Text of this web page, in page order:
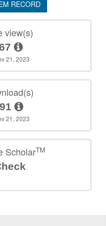
RECORD
view(s)
21, 2023
21, 2023
ScholarTM